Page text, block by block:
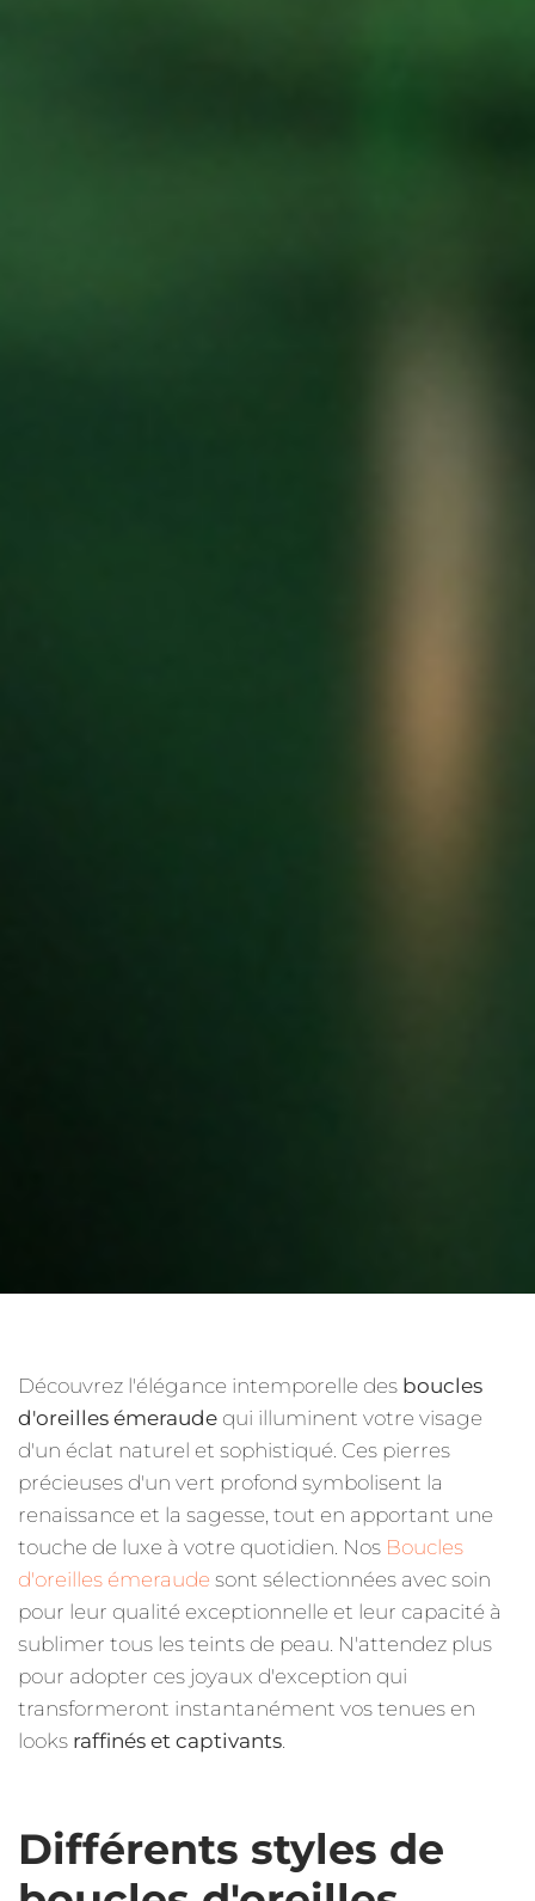
Découvrez l'élégance intemporelle des boucles
d'oreilles émeraude qui illuminent votre visage
d'un éclat naturel et sophistiqué. Ces pierres
précieuses d'un vert profond symbolisent la
renaissance et la sagesse, tout en apportant une
touche de luxe à votre quotidien. Nos Boucles
d'oreilles émeraude sont sélectionnées avec soin
pour leur qualité exceptionnelle et leur capacité à
sublimer tous les teints de peau. N'attendez plus
pour adopter ces joyaux d'exception qui
transformeront instantanément vos tenues en
looks raffinés et captivants
Différents styles de